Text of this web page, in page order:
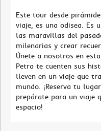
Este tour desde
viaje, es una odisea. Es
las maravillas del
milenarias y crear
Únete a nosotros en
Petra te cuenten sus
lleven en un viaje que
mundo. ¡Reserva tu
prepárate para un viaje
espacio!